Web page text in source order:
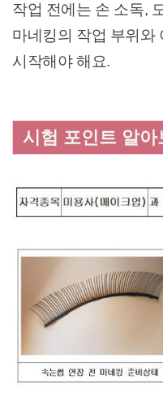
작업 전에는 손 소독,
마네킹의 작업 부위와
시작해야 해요.
시험 포인트 알아